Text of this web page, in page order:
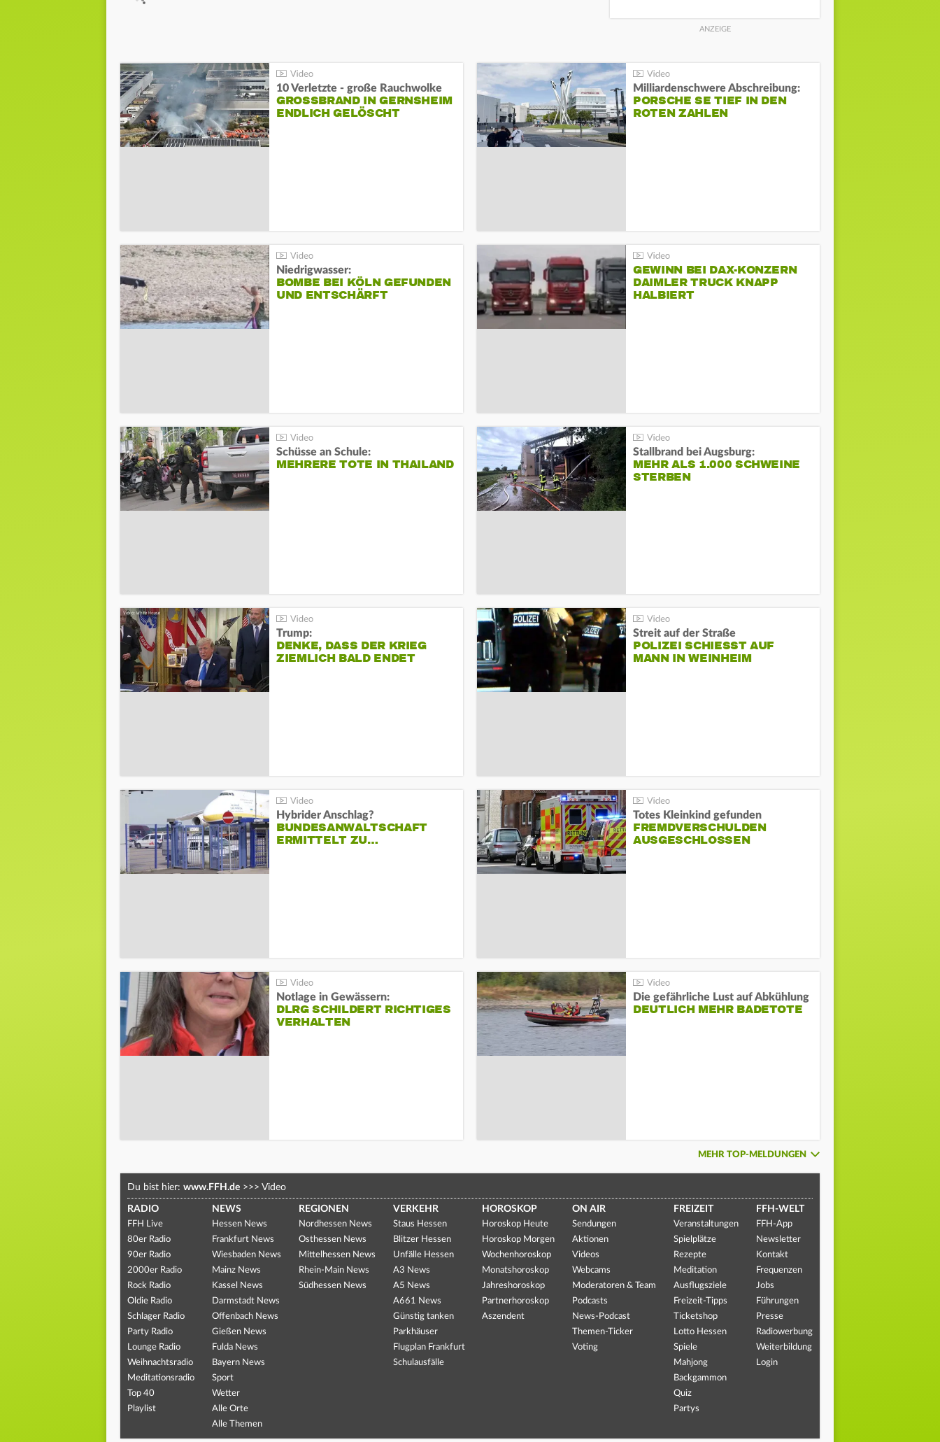
10 Verletzte - große Rauchwolke
GROSSBRAND IN GERNSHEIM E
NDLICH GELÖSCHT
Milliardenschwere Abschreibung:
PORSCHE SE TIEF IN DEN
ROTEN ZAHLEN
Niedrigwasser:
BOMBE BEI KÖLN GEFUNDEN
UND ENTSCHÄRFT
GEWINN BEI DAX-KONZERN
DAIMLER TRUCK KNAPP
HALBIERT
Schüsse an Schule:
MEHRERE TOTE IN THAILAND
Stallbrand bei Augsburg:
MEHR ALS 1.000 SCHWEINE
STERBEN
Trump:
DENKE, DASS DER KRIEG
ZIEMLICH BALD ENDET
Streit auf der Straße
POLIZEI SCHIESST AUF M
ANN IN WEINHEIM
Hybrider Anschlag?
BUNDESANWALTSCHAFT
ERMITTELT ZU…
Totes Kleinkind gefunden
FREMDVERSCHULDEN
AUSGESCHLOSSEN
Notlage in Gewässern:
DLRG SCHILDERT RICHTIGES
VERHALTEN
Die gefährliche Lust auf Abkühlung
DEUTLICH MEHR BADETOTE
MEHR TOP-MELDUNGEN
Du bist hier: www.FFH.de >>> Video
RADIO
FFH Live
80er Radio
90er Radio
2000er Radio
Rock Radio
Oldie Radio
Schlager Radio
Party Radio
Lounge Radio
Weihnachtsradio
Meditationsradio
Top 40
Playlist
NEWS
Hessen News
Frankfurt News
Wiesbaden News
Mainz News
Kassel News
Darmstadt News
Offenbach News
Gießen News
Fulda News
Bayern News
Sport
Wetter
Alle Orte
Alle Themen
REGIONEN
Nordhessen News
Osthessen News
Mittelhessen News
Rhein-Main News
Südhessen News
VERKEHR
Staus Hessen
Blitzer Hessen
Unfälle Hessen
A3 News
A5 News
A661 News
Günstig tanken
Parkhäuser
Flugplan Frankfurt
Schulausfälle
HOROSKOP
Horoskop Heute
Horoskop Morgen
Wochenhoroskop
Monatshoroskop
Jahreshoroskop
Partnerhoroskop
Aszendent
ON AIR
Sendungen
Aktionen
Videos
Webcams
Moderatoren & Team
Podcasts
News-Podcast
Themen-Ticker
Voting
FREIZEIT
Veranstaltungen
Spielplätze
Rezepte
Meditation
Ausflugsziele
Freizeit-Tipps
Ticketshop
Lotto Hessen
Spiele
Mahjong
Backgammon
Quiz
Partys
FFH-WELT
FFH-App
Newsletter
Kontakt
Frequenzen
Jobs
Führungen
Presse
Radiowerbung
Weiterbildung
Login